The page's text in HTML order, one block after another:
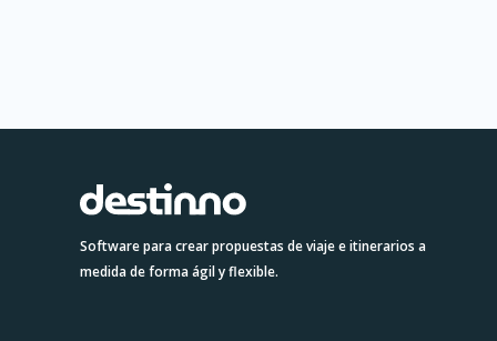
Software para crear propuestas de viaje e itinerarios a
medida de forma ágil y flexible.